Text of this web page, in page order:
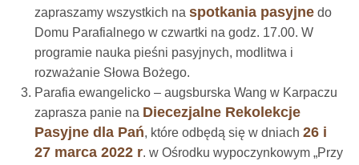
zapraszamy wszystkich na spotkania pasyjnedo
Domu Parafialnego w czwartki na godz. 17.00. W
programie nauka pieśni pasyjnych, modlitwa i
rozważanie Słowa Bożego.
Parafia ewangelicko – augsburska Wang w Karpaczu
zaprasza panie na Diecezjalne Rekolekcje
Pasyjne dla Pań, które odbędą się w dniach 26 i
27 marca 2022 r. w Ośrodku wypoczynkowym „Przy